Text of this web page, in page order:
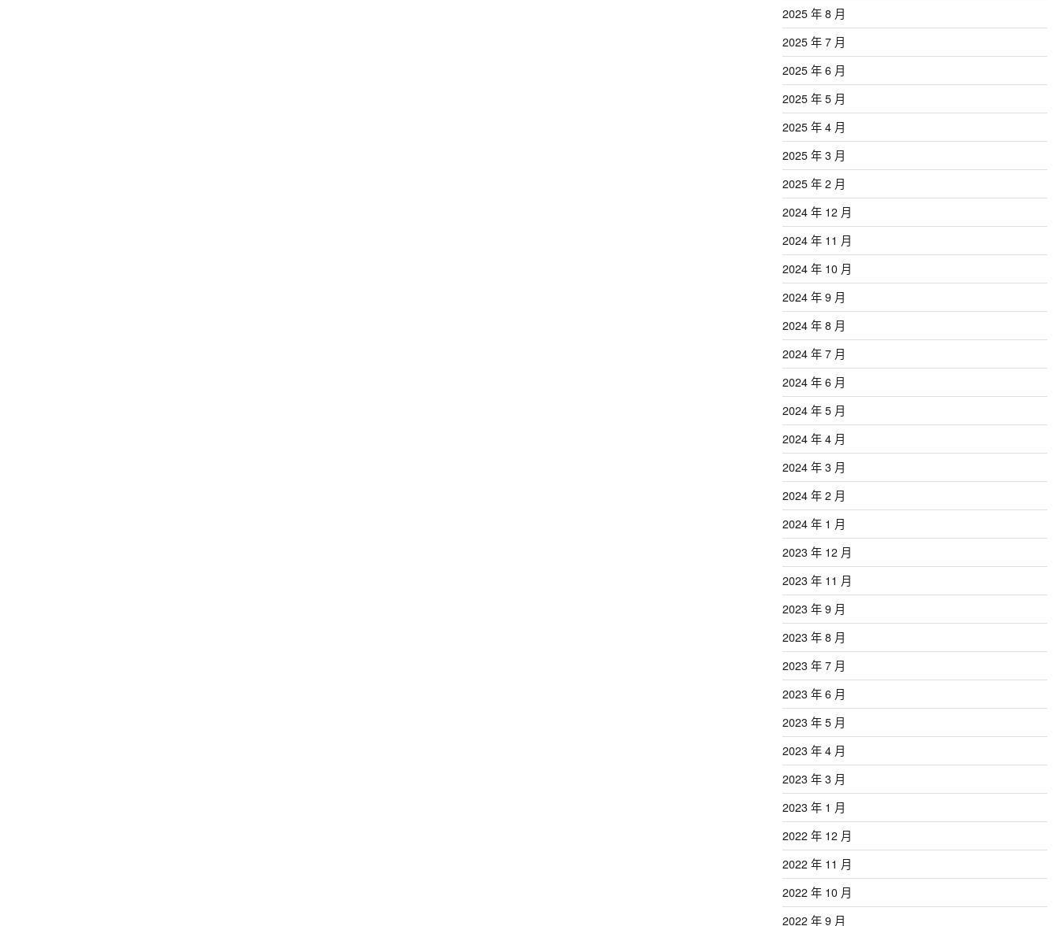
2025 年 8 月
2025 年 7 月
2025 年 6 月
2025 年 5 月
2025 年 4 月
2025 年 3 月
2025 年 2 月
2024 年 12 月
2024 年 11 月
2024 年 10 月
2024 年 9 月
2024 年 8 月
2024 年 7 月
2024 年 6 月
2024 年 5 月
2024 年 4 月
2024 年 3 月
2024 年 2 月
2024 年 1 月
2023 年 12 月
2023 年 11 月
2023 年 9 月
2023 年 8 月
2023 年 7 月
2023 年 6 月
2023 年 5 月
2023 年 4 月
2023 年 3 月
2023 年 1 月
2022 年 12 月
2022 年 11 月
2022 年 10 月
2022 年 9 月